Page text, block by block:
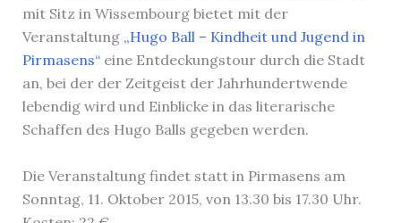
mit Sitz in Wissembourg bietet mit der
Veranstaltung „Hugo Ball – Kindheit und Jugend in
Pirmasens“eine Entdeckungstour durch die Stadt
an, bei der der Zeitgeist der Jahrhundertwende
lebendig wird und Einblicke in das literarische
Schaffen des Hugo Balls gegeben werden.
Die Veranstaltung findet statt in Pirmasens am
Sonntag, 11. Oktober 2015, von 13.30 bis 17.30 Uhr.